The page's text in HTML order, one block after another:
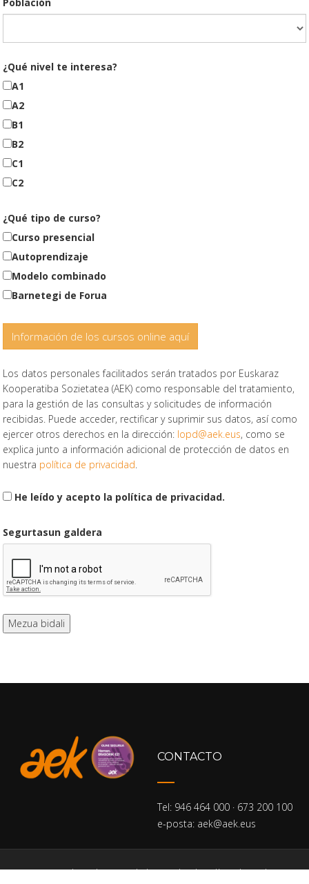
¿Qué nivel te interesa?
A1
A2
B1
B2
C1
C2
¿Qué tipo de curso?
Curso presencial
Autoprendizaje
Modelo combinado
Barnetegi de Forua
Información de los cursos online aquí
Los datos personales facilitados serán tratados por Euskaraz
Kooperatiba Sozietatea (AEK) como responsable del tratamiento,
para la gestión de las consultas y solicitudes de información
recibidas. Puede acceder, rectificar y suprimir sus datos, así como
ejercer otros derechos en la dirección: lopd@aek.eus, como se
explica junto a información adicional de protección de datos en
nuestra política de privacidad.
He leído y acepto la política de privacidad.
Segurtasun galdera
CONTACTO
Tel: 946 464 000 · 673 200 100
e-posta: aek@aek.eus
Home Politica de privacidad Aviso legal Política de cookies